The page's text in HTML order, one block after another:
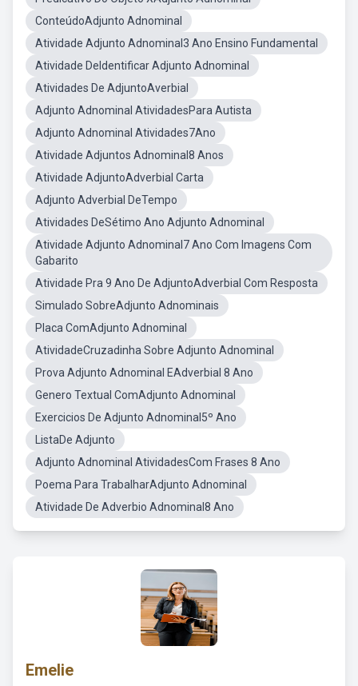
ConteúdoAdjunto Adnominal
Atividade Adjunto Adnominal3 Ano Ensino Fundamental
Atividade DeIdentificar Adjunto Adnominal
Atividades De AdjuntoAverbial
Adjunto Adnominal AtividadesPara Autista
Adjunto Adnominal Atividades7Ano
Atividade Adjuntos Adnominal8 Anos
Atividade AdjuntoAdverbial Carta
Adjunto Adverbial DeTempo
Atividades DeSétimo Ano Adjunto Adnominal
Atividade Adjunto Adnominal7 Ano Com Imagens Com
Gabarito
Atividade Pra 9 Ano De AdjuntoAdverbial Com Resposta
Simulado SobreAdjunto Adnominais
Placa ComAdjunto Adnominal
AtividadeCruzadinha Sobre Adjunto Adnominal
Prova Adjunto Adnominal EAdverbial 8 Ano
Genero Textual ComAdjunto Adnominal
Exercicios De Adjunto Adnominal5º Ano
ListaDe Adjunto
Adjunto Adnominal AtividadesCom Frases 8 Ano
Poema Para TrabalharAdjunto Adnominal
Atividade De Adverbio Adnominal8 Ano
Emelie